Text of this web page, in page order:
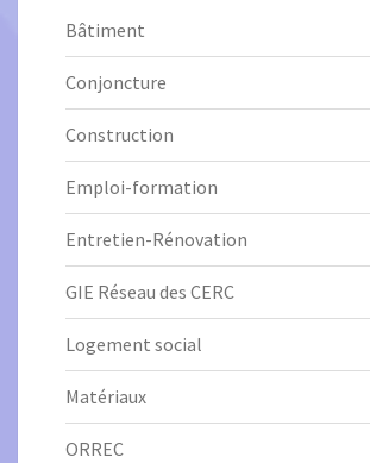
Bâtiment
Conjoncture
Construction
Emploi-formation
Entretien-Rénovation
GIE Réseau des CERC
Logement social
Matériaux
ORREC